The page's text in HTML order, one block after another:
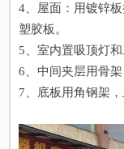
4、屋面：用镀锌
塑胶板。
5、室内置吸顶灯和
6、中间夹层用骨
7、底板用角钢架